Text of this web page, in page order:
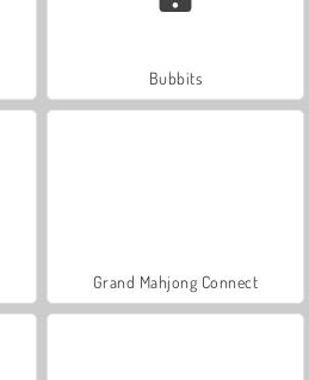
Bubbits
Grand Mahjong Connect